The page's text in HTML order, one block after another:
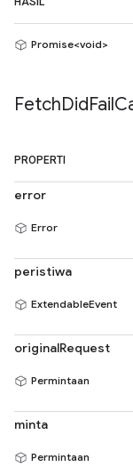
Promise<void>
FetchDidFail
PROPERTI
error
Error
peristiwa
ExtendableEvent
originalRequest
Permintaan
minta
Permintaan